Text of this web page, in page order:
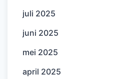
juli 2025
juni 2025
mei 2025
april 2025